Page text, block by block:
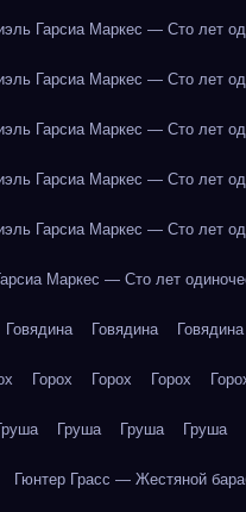
Гарсиа Маркес — Сто лет
Гарсиа Маркес — Сто лет
Гарсиа Маркес — Сто лет
Гарсиа Маркес — Сто лет
Гарсиа Маркес — Сто лет
Маркес — Сто лет
Говядина Говядина Говядина
Горох Горох Горох
Груша Груша Груша
Гюнтер Грасс — Жестяной